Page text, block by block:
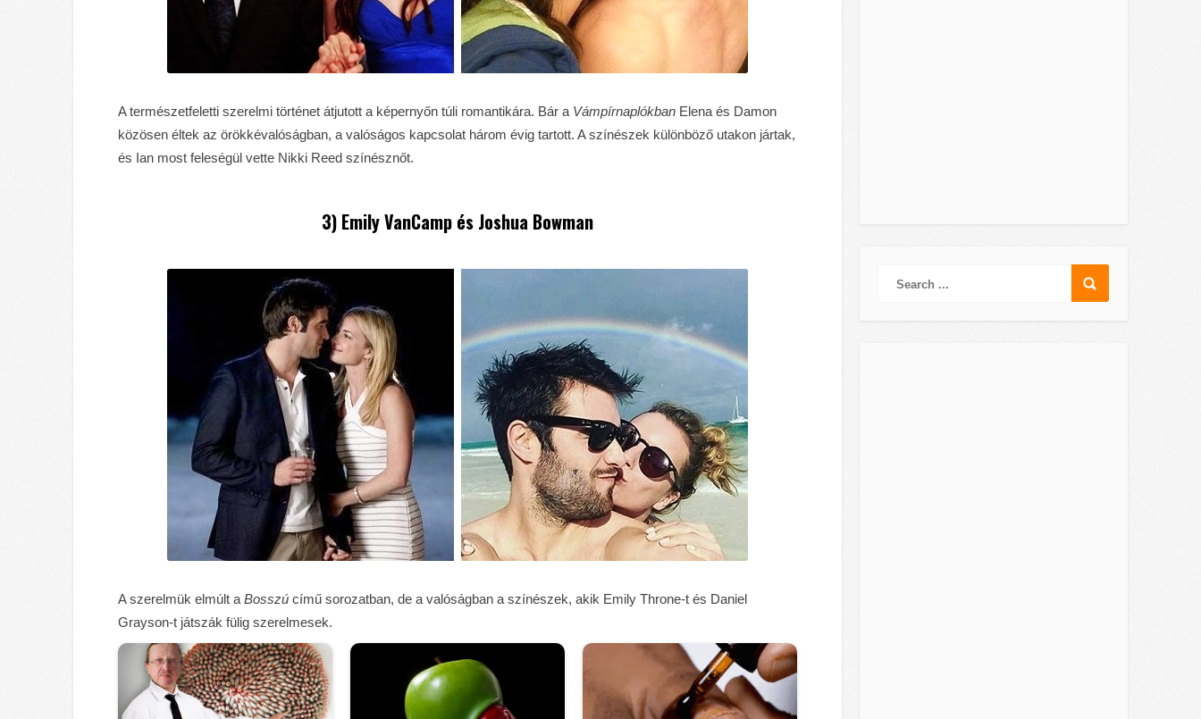
A természetfeletti szerelmi történet átjutott a képernyőn túli romantikára. Bár a Vámpírnaplókban Elena és Damon
közösen éltek az örökkévalóságban, a valóságos kapcsolat három évig tartott. A színészek különböző utakon jártak,
és Ian most feleségül vette Nikki Reed színésznőt.
3) Emily VanCamp és Joshua Bowman
A szerelmük elmúlt a Bosszú című sorozatban, de a valóságban a színészek, akik Emily Throne-t és Daniel
Grayson-t játszák fülig szerelmesek.